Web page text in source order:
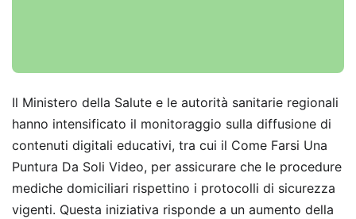
Il Ministero della Salute e le autorità sanitarie regionali
hanno intensificato il monitoraggio sulla diffusione di
contenuti digitali educativi, tra cui il Come Farsi Una
Puntura Da Soli Video, per assicurare che le procedure
mediche domiciliari rispettino i protocolli di sicurezza
vigenti. Questa iniziativa risponde a un aumento della